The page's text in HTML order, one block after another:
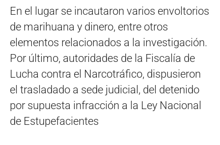
En el lugar se incautaron varios envoltorios
de marihuana y dinero, entre otros
elementos relacionados a la investigación.
Por último, autoridades de la Fiscalía de
Lucha contra el Narcotráfico, dispusieron
el trasladado a sede judicial, del detenido
por supuesta infracción a la Ley Nacional
de Estupefacientes